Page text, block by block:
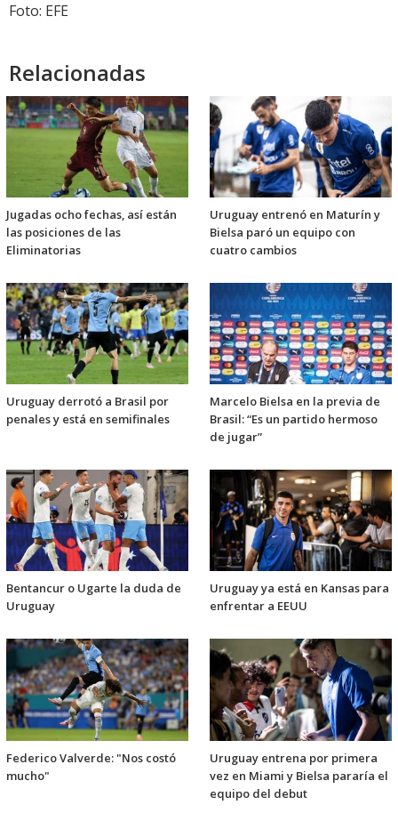
Foto: EFE
Relacionadas
Jugadas ocho fechas, así están
las posiciones de las
Eliminatorias
Uruguay entrenó en Maturín y
Bielsa paró un equipo con
cuatro cambios
Uruguay derrotó a Brasil por
penales y está en semifinales
Marcelo Bielsa en la previa de
Brasil: “Es un partido hermoso
de jugar”
Bentancur o Ugarte la duda de
Uruguay
Uruguay ya está en Kansas para
enfrentar a EEUU
Federico Valverde: "Nos costó
mucho"
Uruguay entrena por primera
vez en Miami y Bielsa pararía el
equipo del debut